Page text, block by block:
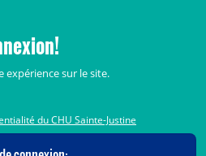
Sécurité Crédits